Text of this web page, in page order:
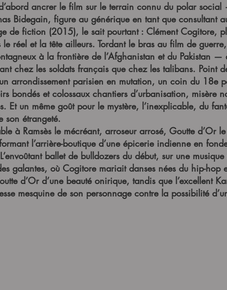
ancrer le film sur le terrain connu du polar
Bidegain, figure au générique en tant que consultant
de fiction (2015), le sait pourtant : Clément Cogitore,
réel et la tête ailleurs. Tordant le bras au film de
à la frontière de l’Afghanistan et du Pakistan —
chez les soldats français que chez les talibans. Point
arrondissement parisien en mutation, un coin du 18e
bondés et colossaux chantiers d’urbanisation, misère
Et un même goût pour le mystère, l’inexplicable, du
son étrangeté.
à Ramsès le mécréant, arroseur arrosé, Goutte d’Or
l’arrière-boutique d’une épicerie indienne en
ballet de bulldozers du début, sur une
galantes, où Cogitore mariait danses nées du hip-hop
d’Or d’une beauté onirique, tandis que l’excellent
mesquine de son personnage contre la possibilité